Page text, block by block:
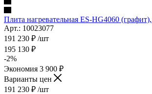
Плита нагревательная ES-HG4060
Арт.: 10023077
191 230 ₽ /шт
195 130 ₽
-2%
Экономия 3 900 ₽
Варианты цен
191 230 ₽ /шт